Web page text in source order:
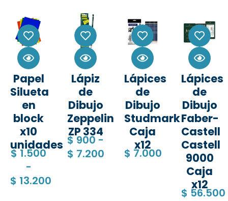
Papel
Silueta
en
block
x10
unidades
$1.500
-
$ 13.200
Lápiz
de
Dibujo
Zeppelin
ZP 334
$900 -
$ 7.200
Lápices
de
Dibujo
Studmark
Caja
x12
$ 7.000
Lápices
de
Dibujo
Faber-
Castell
Castell
9000
Caja
x12
$ 56.500